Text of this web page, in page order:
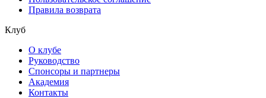
Правила возврата
Клуб
О клубе
Руководство
Спонсоры и партнеры
Академия
Контакты